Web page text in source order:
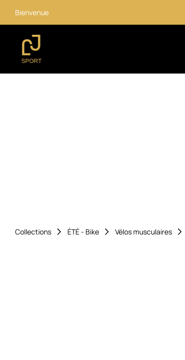
Bienvenue
Collections ÉTÉ - Bike Vélos musculaires